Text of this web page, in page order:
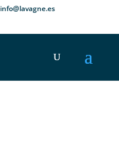
info@lavagne.es